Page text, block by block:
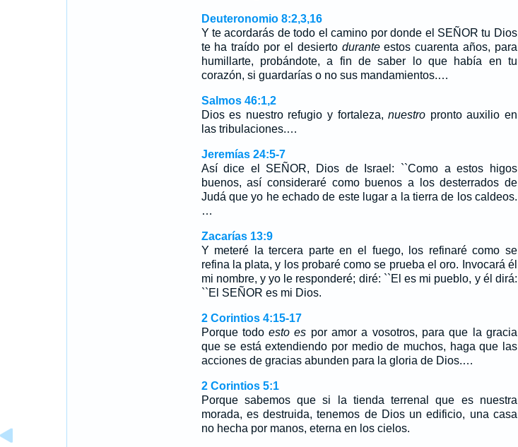
Deuteronomio 8:2,3,16
Y te acordarás de todo el camino por donde el SEÑOR tu Dios
te ha traído por el desierto duranteestos cuarenta años, para
humillarte, probándote, a fin de saber lo que había en tu
corazón, si guardarías o no sus mandamientos.…
Salmos 46:1,2
Dios es nuestro refugio y fortaleza,nuestro pronto auxilio en
las tribulaciones.…
Jeremías 24:5-7
Así dice el SEÑOR, Dios de Israel: ``Como a estos higos
buenos, así consideraré como buenos a los desterrados de
Judá que yo he echado de este lugar a la tierra de los caldeos.
…
Zacarías 13:9
Y meteré la tercera parte en el fuego, los refinaré como se
refina la plata, y los probaré como se prueba el oro. Invocará él
mi nombre, y yo le responderé; diré: ``El es mi pueblo, y él dirá:
``El SEÑOR es mi Dios.
2 Corintios 4:15-17
Porque todoesto es por amor a vosotros, para que la gracia
que se está extendiendo por medio de muchos, haga que las
acciones de gracias abunden para la gloria de Dios.…
2 Corintios 5:1
Porque sabemos que si la tienda terrenal que es nuestra
morada, es destruida, tenemos de Dios un edificio, una casa
no hecha por manos, eterna en los cielos.